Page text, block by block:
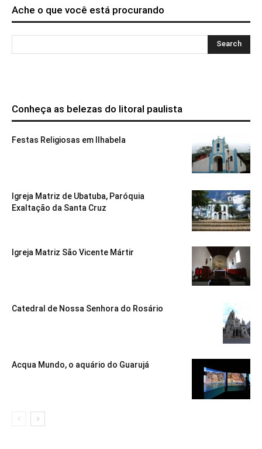
Ache o que você está procurando
Conheça as belezas do litoral paulista
Festas Religiosas em Ilhabela
Igreja Matriz de Ubatuba, Paróquia
Exaltação da Santa Cruz
Igreja Matriz São Vicente Mártir
Catedral de Nossa Senhora do Rosário
Acqua Mundo, o aquário do Guarujá